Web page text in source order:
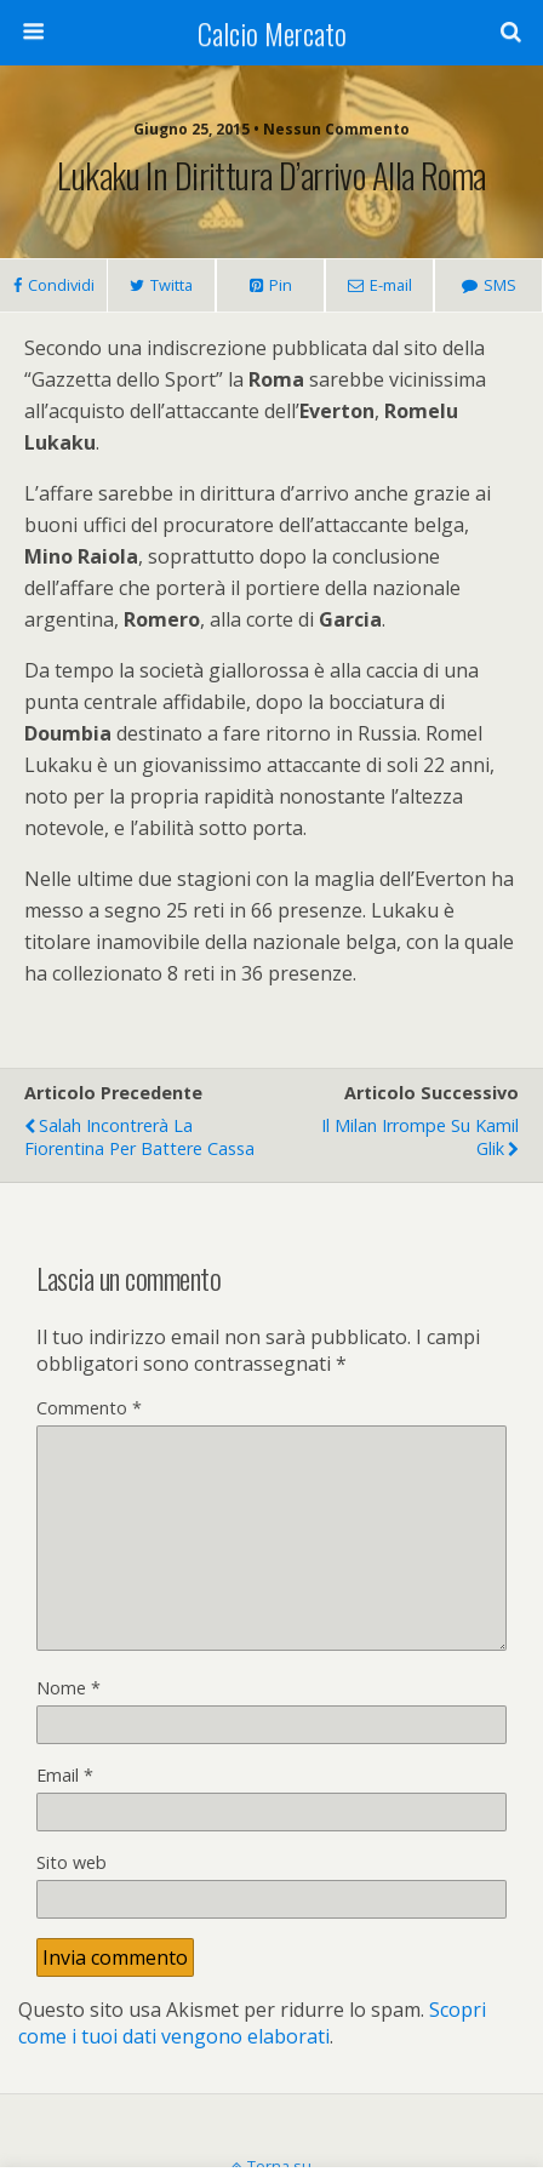
Calcio Mercato
Giugno 25, 2015 • Nessun Commento
Lukaku In Dirittura D’arrivo Alla Roma
Condividi Twitta Pin E-mail SMS
Secondo una indiscrezione pubblicata dal sito della
“Gazzetta dello Sport” la Roma sarebbe vicinissima
all’acquisto dell’attaccante dell’Everton, Romelu
Lukaku.
L’affare sarebbe in dirittura d’arrivo anche grazie ai
buoni uffici del procuratore dell’attaccante belga,
Mino Raiola, soprattutto dopo la conclusione
dell’affare che porterà il portiere della nazionale
argentina, Romero, alla corte di Garcia.
Da tempo la società giallorossa è alla caccia di una
punta centrale affidabile, dopo la bocciatura di
Doumbia destinato a fare ritorno in Russia. Romel
Lukaku è un giovanissimo attaccante di soli 22 anni,
noto per la propria rapidità nonostante l’altezza
notevole, e l’abilità sotto porta.
Nelle ultime due stagioni con la maglia dell’Everton ha
messo a segno 25 reti in 66 presenze. Lukaku è
titolare inamovibile della nazionale belga, con la quale
ha collezionato 8 reti in 36 presenze.
Articolo Precedente
Salah Incontrerà La
Fiorentina Per Battere Cassa
Articolo Successivo
Il Milan Irrompe Su Kamil
Glik
Lascia un commento
Il tuo indirizzo email non sarà pubblicato. I campi
obbligatori sono contrassegnati *
Commento *
Nome *
Email *
Sito web
Questo sito usa Akismet per ridurre lo spam. Scopri
come i tuoi dati vengono elaborati.
Torna su